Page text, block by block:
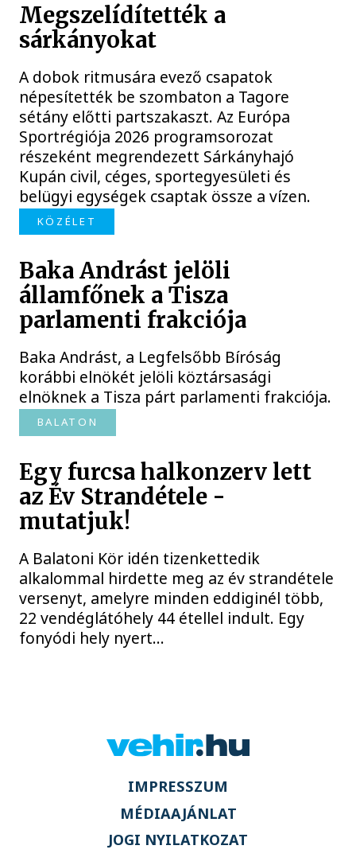
Megszelídítették a
sárkányokat
A dobok ritmusára evező csapatok
népesítették be szombaton a Tagore
sétány előtti partszakaszt. Az Európa
Sportrégiója 2026 programsorozat
részeként megrendezett Sárkányhajó
Kupán civil, céges, sportegyesületi és
belügyi egységek csaptak össze a vízen.
KÖZÉLET
Baka Andrást jelöli
államfőnek a Tisza
parlamenti frakciója
Baka Andrást, a Legfelsőbb Bíróság
korábbi elnökét jelöli köztársasági
elnöknek a Tisza párt parlamenti frakciója.
BALATON
Egy furcsa halkonzerv lett
az Év Strandétele -
mutatjuk!
A Balatoni Kör idén tizenkettedik
alkalommal hirdette meg az év strandétele
versenyt, amelyre minden eddiginél több,
22 vendéglátóhely 44 étellel indult. Egy
fonyódi hely nyert...
IMPRESSZUM
MÉDIAAJÁNLAT
JOGI NYILATKOZAT